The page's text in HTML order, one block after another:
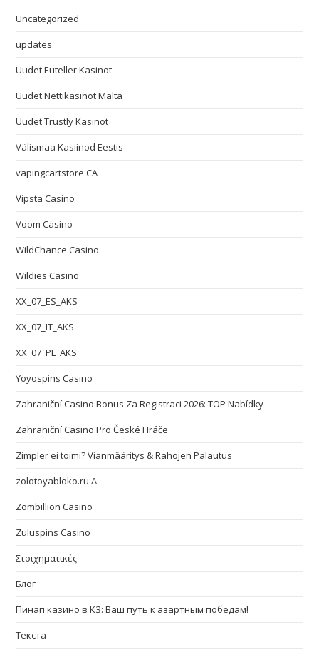
Uncategorized
updates
Uudet Euteller Kasinot
Uudet Nettikasinot Malta
Uudet Trustly Kasinot
Välismaa Kasiinod Eestis
vapingcartstore CA
Vipsta Casino
Voom Casino
WildChance Casino
Wildies Casino
XX_07_ES_AKS
XX_07_IT_AKS
XX_07_PL_AKS
Yoyospins Casino
Zahraniční Casino Bonus Za Registraci 2026: TOP Nabídky
Zahraniční Casino Pro České Hráče
Zimpler ei toimi? Vianmääritys & Rahojen Palautus
zolotoyabloko.ru A
Zombillion Casino
Zuluspins Casino
Στοιχηματικές
Блог
Пинап казино в КЗ: Ваш путь к азартным победам!
Текста